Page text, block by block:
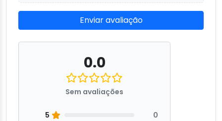
Enviar avaliação
0.0
Sem avaliações
5
0